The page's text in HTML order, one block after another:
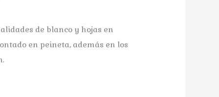
de blanco y hojas en
en peineta, además en los